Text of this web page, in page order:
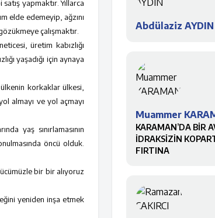
yapmaktır. Yıllarca
elde edemeyip, ağzını
çalışmaktır.
üretim kabızlığı
yaşadığı için aynaya
korkaklar ülkesi,
almayı ve yol açmayı
yaş sınırlamasının
öncü olduk.
bir bir alıyoruz
yeniden inşa etmek
Abdülaziz AYDIN
Muammer
KARAMAN’DA BİR
İDRAKSİZİN
FIRTINA